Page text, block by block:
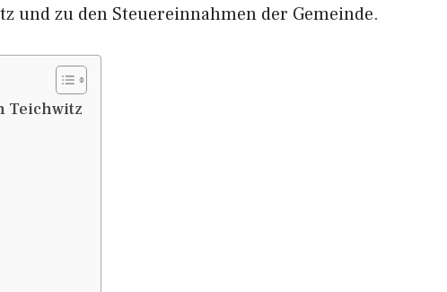
und zu den Steuereinnahmen der Gemeinde.
Teichwitz